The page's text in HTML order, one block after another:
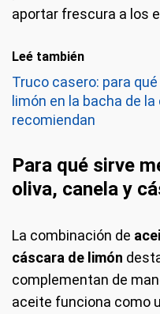
aportar frescura a los
Leé también
Truco casero: para
limón en la bacha de
recomiendan
Para qué sirve
oliva, canela y
La combinación de
cáscara de limón
complementan de
aceite funciona como